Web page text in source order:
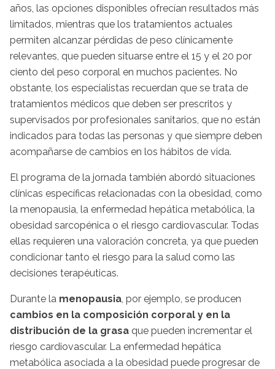
años, las opciones disponibles ofrecían resultados más
limitados, mientras que los tratamientos actuales
permiten alcanzar pérdidas de peso clínicamente
relevantes, que pueden situarse entre el 15 y el 20 por
ciento del peso corporal en muchos pacientes. No
obstante, los especialistas recuerdan que se trata de
tratamientos médicos que deben ser prescritos y
supervisados por profesionales sanitarios, que no están
indicados para todas las personas y que siempre deben
acompañarse de cambios en los hábitos de vida.
El programa de la jornada también abordó situaciones
clínicas específicas relacionadas con la obesidad, como
la menopausia, la enfermedad hepática metabólica, la
obesidad sarcopénica o el riesgo cardiovascular. Todas
ellas requieren una valoración concreta, ya que pueden
condicionar tanto el riesgo para la salud como las
decisiones terapéuticas.
Durante la menopausia, por ejemplo, se producen
cambios en la composición corporal y en la
distribución de la grasa que pueden incrementar el
riesgo cardiovascular. La enfermedad hepática
metabólica asociada a la obesidad puede progresar de